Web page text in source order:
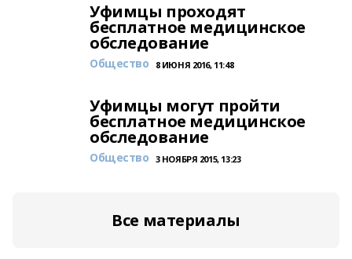
Уфимцы проходят
бесплатное медицинское
обследование
Общество 8 ИЮНЯ 2016, 11:48
Уфимцы могут пройти
бесплатное медицинское
обследование
Общество 3 НОЯБРЯ 2015, 13:23
Все материалы